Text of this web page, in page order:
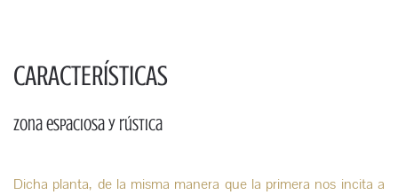
CARACTERÍSTICAS
zona espaciosa y rústica
Dicha planta, de la misma manera que la primera nos incita a